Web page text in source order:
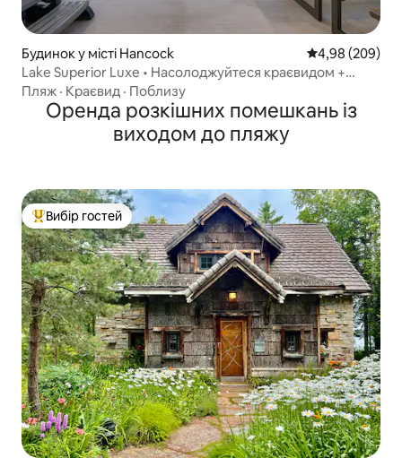
Будинок у місті Hancock Середня
4,98 (209)
Lake Superior Luxe • Насолоджуйтеся краєвидом +
гідромасажна ванна
Пляж · Краєвид · Поблизу
Оренда розкішних помешкань із
виходом до пляжу
Топ вибір гостей
Вибір гостей